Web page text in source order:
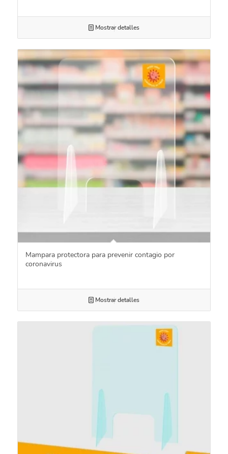
Mostrar detalles
Mampara protectora para prevenir contagio por
coronavirus
Mostrar detalles